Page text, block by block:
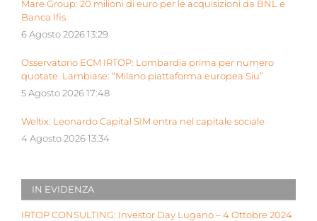
Mare Group: 20 milioni di euro per le acquisizioni da BNL e
Banca Ifis
6 Agosto 2026 13:29
Osservatorio ECM IRTOP: Lombardia prima per numero
quotate. Lambiase: “Milano piattaforma europea Siu”
5 Agosto 2026 17:48
Weltix: Leonardo Capital SIM entra nel capitale sociale
4 Agosto 2026 13:34
IN EVIDENZA
IRTOP CONSULTING: Investor Day Lugano – 4 Ottobre 2024